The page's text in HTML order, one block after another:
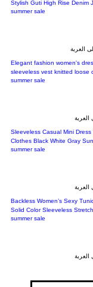
Stylish Guti High Rise Denim
summer sale
العربة
Elegant fashion women's
sleeveless vest knitted loose
summer sale
Sleeveless Casual Mini
Clothes Black White Gray
summer sale
Backless Women’s Sexy
Solid Color Sleeveless
summer sale